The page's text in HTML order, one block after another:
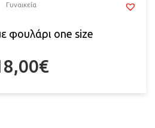
Γυναικεία
φουλάρι one size
€